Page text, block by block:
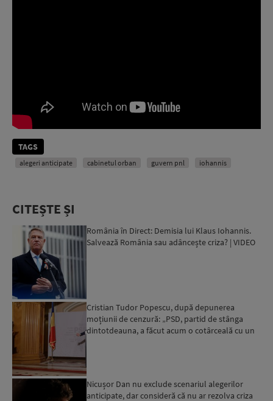
TAGS
alegeri anticipate cabinetul orban guvern pnl iohannis
CITEȘTE ȘI
România în Direct: Demisia lui Klaus Iohannis.
Salvează România sau adâncește criza? | VIDEO
Cristian Tudor Popescu, după depunerea
moțiunii de cenzură: „PSD, partid de stânga
dintotdeauna, a făcut acum o cotârceală cu un
Nicușor Dan nu exclude scenariul alegerilor
anticipate, dar consideră că nu ar rezolva criza